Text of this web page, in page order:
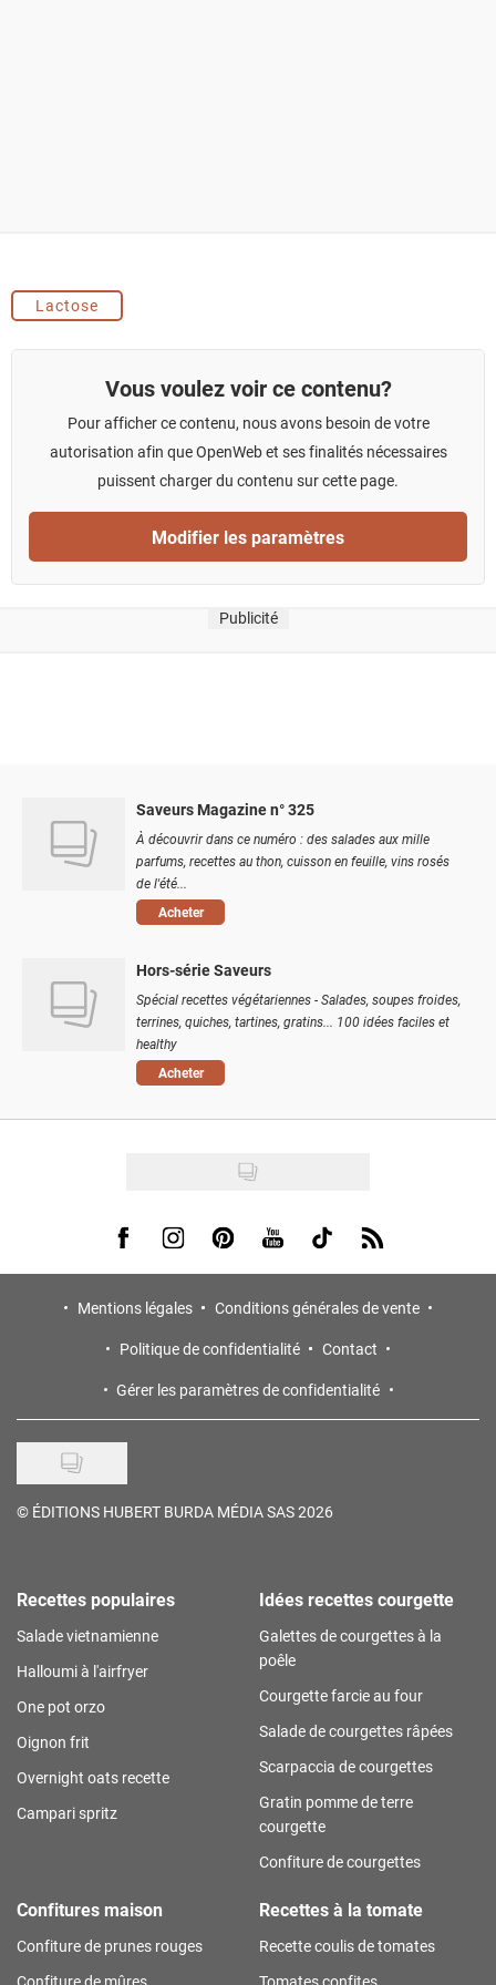
Lactose
Vous voulez voir ce contenu?
Pour afficher ce contenu, nous avons besoin de votre
autorisation afin que OpenWeb et ses finalités nécessaires
puissent charger du contenu sur cette page.
Modifier les paramètres
Publicité
Saveurs Magazine n° 325
À découvrir dans ce numéro : des salades aux mille
parfums, recettes au thon, cuisson en feuille, vins rosés
de l'été...
Acheter
Hors-série Saveurs
Spécial recettes végétariennes - Salades, soupes froides,
terrines, quiches, tartines, gratins... 100 idées faciles et
healthy
Acheter
Visit us on Facebook
Visit us on Instagram
Visit us on Pinterest
Visit us on Youtube
Visit us on Tiktok
Visit us on Rss
Mentions légales
Conditions générales de vente
Politique de confidentialité
Contact
Gérer les paramètres de confidentialité
© ÉDITIONS HUBERT BURDA MÉDIA SAS 2026
Recettes populaires
Salade vietnamienne
Halloumi à l'airfryer
One pot orzo
Oignon frit
Overnight oats recette
Campari spritz
Idées recettes courgette
Galettes de courgettes à la
poêle
Courgette farcie au four
Salade de courgettes râpées
Scarpaccia de courgettes
Gratin pomme de terre
courgette
Confiture de courgettes
Confitures maison
Confiture de prunes rouges
Recettes à la tomate
Recette coulis de tomates